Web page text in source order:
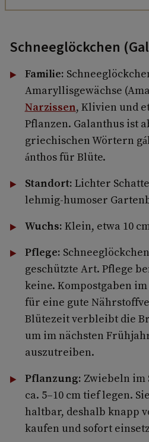
Schneeglöckchen
Familie:
Amaryllisgewächse
Narzissen, Klivien und
Pflanzen. Galanthus ist
griechischen Wörtern
ánthosfür Blüte.
Standort: Lichter
lehmig-humoser
Wuchs: Klein, etwa 10
Pflege:
geschützte Art. Pflege
keine. Kompostgaben
für eine gute
Blütezeit ver­bleibt die
um im nächsten
auszutreiben.
Pflanzung: Zwiebeln im
ca. 5–10 cm tief legen.
haltbar, deshalb knapp
kaufen und sofort